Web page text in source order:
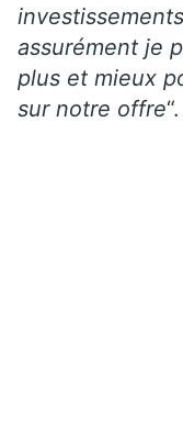
assurément je
plus et mieux
sur notre offre“.